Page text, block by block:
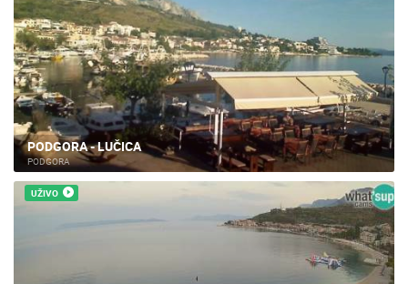
PODGORA - LUČICA
PODGORA
UŽIVO